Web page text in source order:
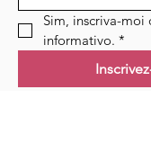
Sim, inscriva-
informativo. *